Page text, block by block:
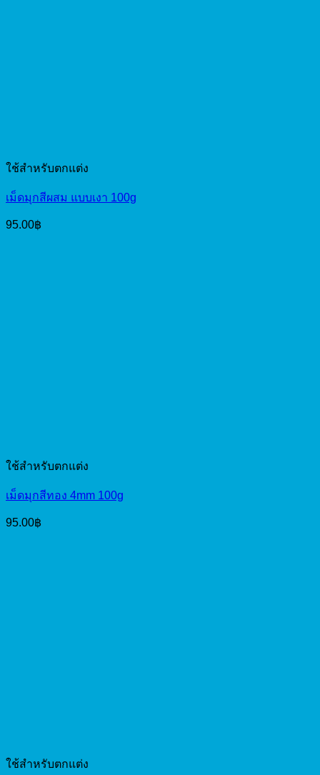
ใช้สำหรับตกแต่ง
เม็ดมุกสีผสม แบบเงา 100g
95.00฿
ใช้สำหรับตกแต่ง
เม็ดมุกสีทอง 4mm 100g
95.00฿
ใช้สำหรับตกแต่ง